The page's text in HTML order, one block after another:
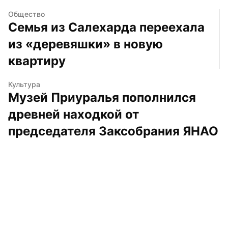
Общество
Семья из Салехарда переехала
из «деревяшки» в новую
квартиру
Культура
Музей Приуралья пополнился
древней находкой от
председателя Заксобрания ЯНАО